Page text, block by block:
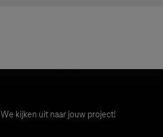
We kijken uit naar jouw project!